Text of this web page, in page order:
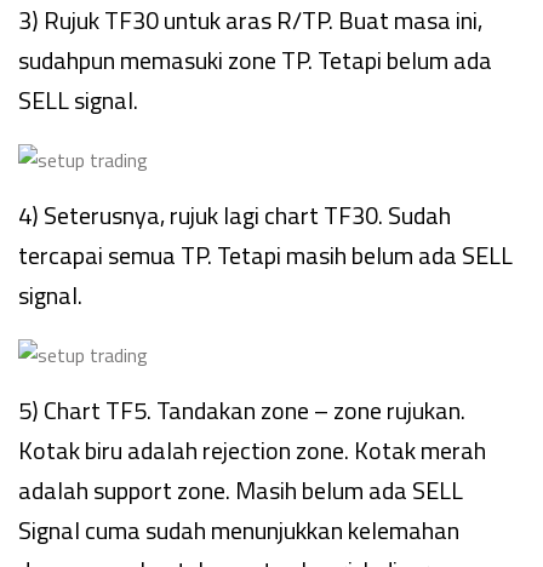
3) Rujuk TF30 untuk aras R/TP. Buat masa ini,
sudahpun memasuki zone TP. Tetapi belum ada
SELL signal.
4) Seterusnya, rujuk lagi chart TF30. Sudah
tercapai semua TP. Tetapi masih belum ada SELL
signal.
5) Chart TF5. Tandakan zone – zone rujukan.
Kotak biru adalah rejection zone. Kotak merah
adalah support zone. Masih belum ada SELL
Signal cuma sudah menunjukkan kelemahan